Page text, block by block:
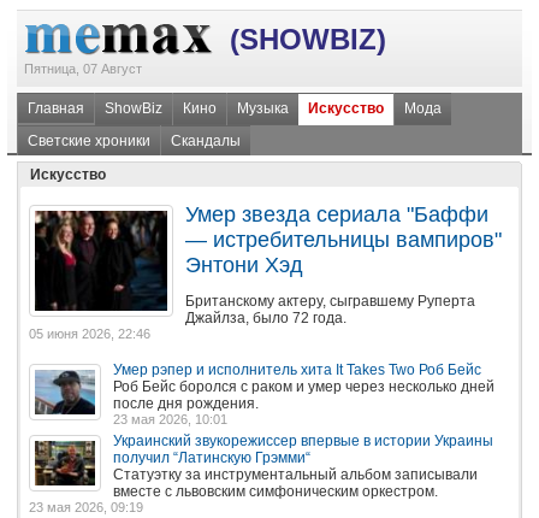
(SHOWBIZ)
Пятница, 07 Август
Главная ShowBiz Кино Музыка Искусство
Мода
Светские хроники
Скандалы
Искусство
Умер звезда сериала "Баффи
— истребительницы вампиров"
Энтони Хэд
Британскому актеру, сыгравшему Руперта
Джайлза, было 72 года.
05 июня 2026, 22:46
Умер рэпер и исполнитель хита It Takes Two Роб Бейс
Роб Бейс боролся с раком и умер через несколько дней
после дня рождения.
23 мая 2026, 10:01
Украинский звукорежиссер впервые в истории Украины
получил “Латинскую Грэмми“
Статуэтку за инструментальный альбом записывали
вместе с львовским симфоническим оркестром.
23 мая 2026, 09:19